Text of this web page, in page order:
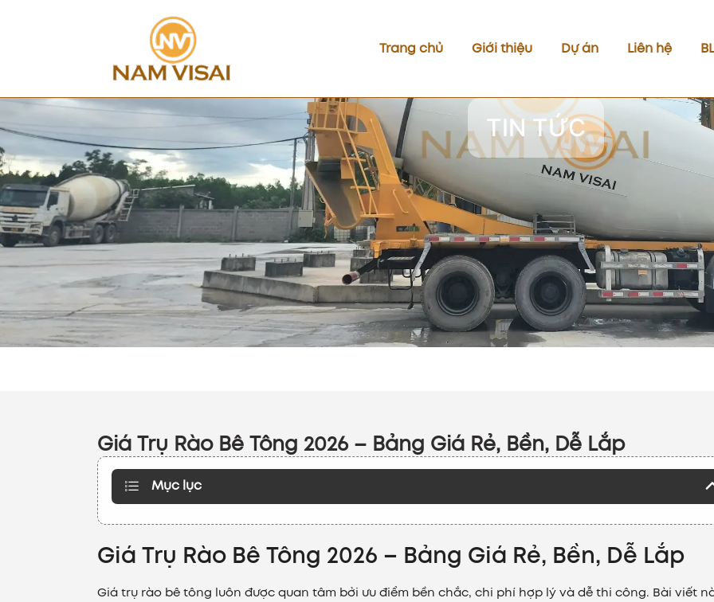
Trang chủ Giới thiệu Dự án Liên hệ
TIN TỨC
Giá Trụ Rào Bê Tông 2026 – Bảng Giá Rẻ, Bền, Dễ Lắp
Mục lục
Giá Trụ Rào Bê Tông 2026 – Bảng Giá Rẻ, Bền, Dễ Lắp
Giá trụ rào bê tông luôn được quan tâm bởi ưu điểm bền chắc, chi phí hợp lý và dễ thi công. Bài viết